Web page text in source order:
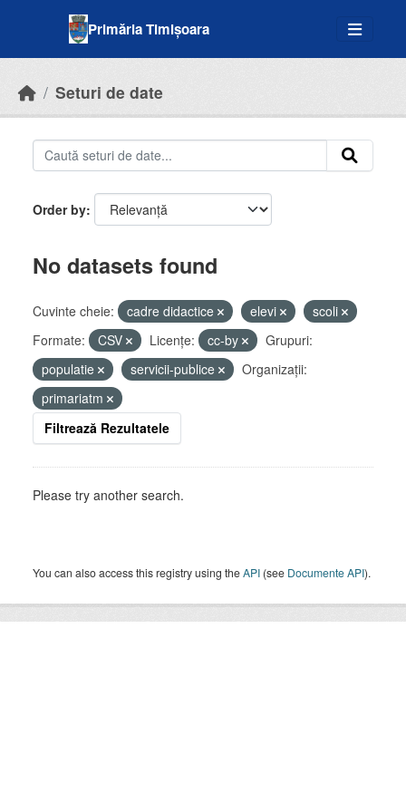
Primăria Timișoara
Seturi de date
Order by
No datasets found
Cuvinte cheie: cadre didactice elevi
scoli
Formate:
CSV Licenţe: cc-by
Grupuri:
populatie
servicii-publice
Organizații:
primariatm
Filtrează Rezultatele
Please try another search.
You can also access this registry using theAPI (see Documente API).